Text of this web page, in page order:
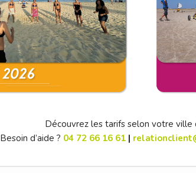
Découvrez les tarifs selon votre ville
Besoin d’aide ? 04 72 66 16 61 |